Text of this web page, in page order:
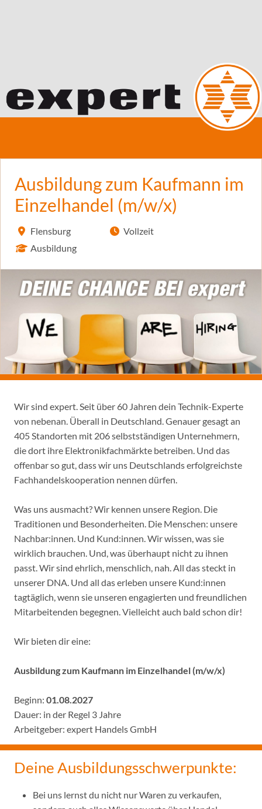
Ausbildung zum Kaufmann im
Einzelhandel (m/w/x)
Flensburg
Ausbildung
Vollzeit
Wir sind expert. Seit über 60 Jahren dein Technik-Experte
von nebenan. Überall in Deutschland. Genauer gesagt an
405 Standorten mit 206 selbstständigen Unternehmern,
die dort ihre Elektronikfachmärkte betreiben. Und das
offenbar so gut, dass wir uns Deutschlands erfolgreichste
Fachhandelskooperation nennen dürfen.
Was uns ausmacht? Wir kennen unsere Region. Die
Traditionen und Besonderheiten. Die Menschen: unsere
Nachbar:innen. Und Kund:innen. Wir wissen, was sie
wirklich brauchen. Und, was überhaupt nicht zu ihnen
passt. Wir sind ehrlich, menschlich, nah. All das steckt in
unserer DNA. Und all das erleben unsere Kund:innen
tagtäglich, wenn sie unseren engagierten und freundlichen
Mitarbeitenden begegnen. Vielleicht auch bald schon dir!
Wir bieten dir eine:
Ausbildung zum Kaufmann im Einzelhandel (m/w/x)
Beginn: 01.08.2027
Dauer: in der Regel 3 Jahre
Arbeitgeber: expert Handels GmbH
Deine Ausbildungsschwerpunkte:
Bei uns lernst du nicht nur Waren zu verkaufen,